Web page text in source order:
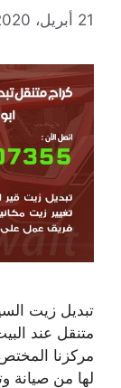
21 أبريل، 2020
تبديل زيت
متنقل عند
مركزنا المختص
لها من صيانة